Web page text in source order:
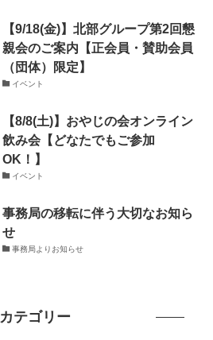
【9/18(金)】北部グループ第2回懇
親会のご案内【正会員・賛助会員
（団体）限定】
イベント
【8/8(土)】おやじの会オンライン
飲み会【どなたでもご参加
OK！】
イベント
事務局の移転に伴う大切なお知ら
せ
事務局よりお知らせ
カテゴリー